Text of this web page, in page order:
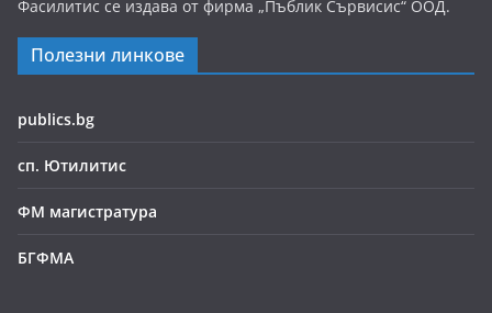
Фасилитис се издава от фирма „Пъблик Сървисис“ ООД.
Полезни линкове
publics.bg
сп. Ютилитис
ФМ магистратура
БГФМА